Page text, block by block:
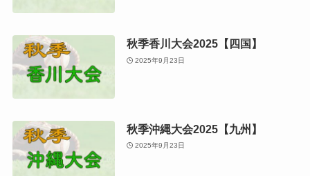
秋季香川大会2025【四国】
2025年9月23日
秋季沖縄大会2025【九州】
2025年9月23日